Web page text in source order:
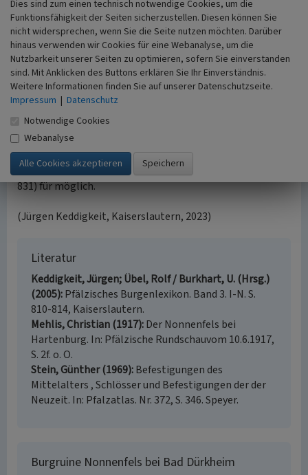
Mauerwerk - unregelmäßige Glattquader - sichtbar (vgl.
Wenz 2005, S. 830).
Oberburg
Den Zugang zur flächenmäßig kleinen Oberburg
gewährleistet eine Felsentreppe an der Nordwestseite
(vgl. Wenz 2005, S. 831). Versturz, Verwitterung und Schutt
verbieten Aussagen zur Bebauung der Oberburg. Die
Bauten dürften den gesamten zur Verfügung stehenden
Raum eingenommen haben. Martin Wenz hält ob der
geringen Fläche „vielleicht teilweise um über die
Felskante vorkragende Fachwerkbauten“ (Wenz 2005, S.
831) für möglich.
(Jürgen Keddigkeit, Kaiserslautern, 2023)
Literatur
Keddigkeit, Jürgen; Übel, Rolf / Burkhart, U. (Hrsg.)
(2005) Pfälzisches Burgenlexikon. Band 3. I-N. S.
810-814, Kaiserslautern.
Mehlis, Christian (1917) Der Nonnenfels bei
Hartenburg. In: Pfälzische Rundschauvom 10.6.1917,
S. 2f. o. O.
Stein, Günther (1969) Befestigungen des
Mittelalters , Schlösser und Befestigungen der der
Neuzeit. In: Pfalzatlas. Nr. 372, S. 346. Speyer.
Burgruine Nonnenfels bei Bad Dürkheim
Dies sind zum einen technisch notwendige Cookies, um die
Funktionsfähigkeit der Seiten sicherzustellen. Diesen können Sie
nicht widersprechen, wenn Sie die Seite nutzen möchten. Darüber
hinaus verwenden wir Cookies für eine Webanalyse, um die
Nutzbarkeit unserer Seiten zu optimieren, sofern Sie einverstanden
sind. Mit Anklicken des Buttons erklären Sie Ihr Einverständnis.
Weitere Informationen finden Sie auf unserer Datenschutzseite.
Impressum | Datenschutz
Notwendige Cookies
Webanalyse